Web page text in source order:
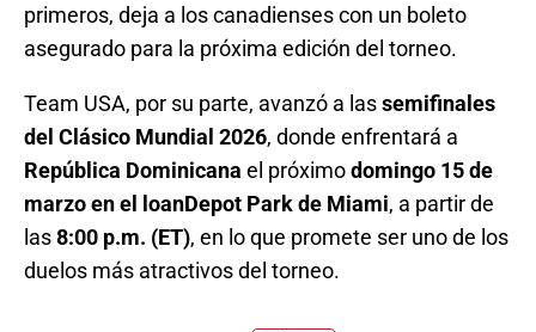
primeros, deja a los canadienses con un boleto
asegurado para la próxima edición del torneo.
Team USA, por su parte, avanzó a lassemifinales
del Clásico Mundial 2026, donde enfrentará a
República Dominicana el próximodomingo 15 de
marzo en el loanDepot Park de Miami, a partir de
las8:00 p.m. (ET), en lo que promete ser uno de los
duelos más atractivos del torneo.